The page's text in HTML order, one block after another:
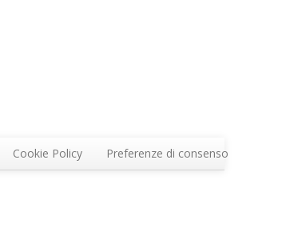
Cookie Policy Preferenze di consenso